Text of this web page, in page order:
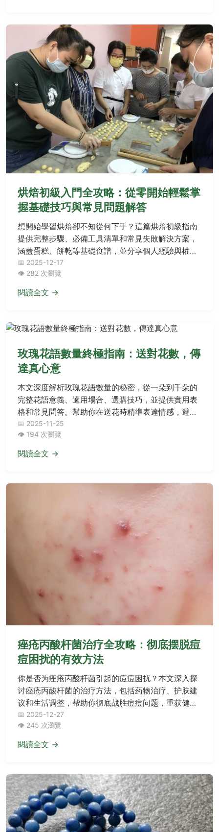
烘焙初級入門全攻略：從零開始輕鬆掌
握基礎技巧與常見問題解答
想開始學習烘焙卻不知從何下手？這篇烘焙初級指南
提供完整步驟、必備工具清單和常見失敗解決方案，
涵蓋蛋糕、餅乾等基礎食譜，並分享個人經驗與權威
資源，幫助你快速上手避免常見錯誤。
📅 2025-12-17
👁️ 282 次瀏覽
閱讀全文 →
玫瑰花語數量終極指南：送對花數，傳
達真心意
本文深度解析玫瑰花語數量的秘密，從一朵到千朵的
完整花語意義、適用場合、選購技巧，並提供實用表
格和常見問答。幫助你在送花時精準表達情感，避免
尷尬誤會。內容基於個人經驗和深入研究，適合所有
送花場合的實用指南。
📅 2025-11-25
👁️ 194 次瀏覽
閱讀全文 →
痤疮丙酸杆菌治疗全攻略：彻底摆脱痘
痘困扰的有效方法
你是否为痤疮丙酸杆菌引起的痘痘困扰？本文深入探
讨痤疮丙酸杆菌的治疗方法，包括药物治疗、护肤建
议和生活调整，帮助你彻底战胜痘痘问题，重获健康
肌肤。
📅 2025-12-27
👁️ 245 次瀏覽
閱讀全文 →